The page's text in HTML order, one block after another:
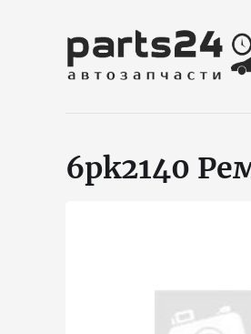
6pk2140